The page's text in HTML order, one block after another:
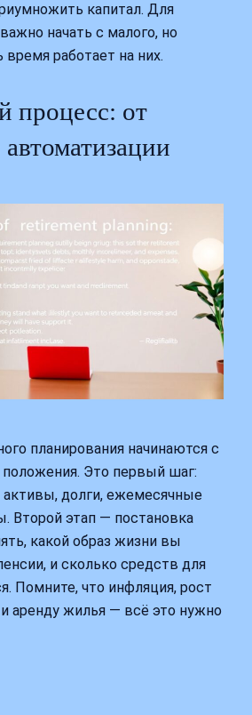
капитал. Для
начать с малого, но
работает на них.
процесс: от
автоматизации
планирования начинаются с
Это первый шаг:
активы, долги, ежемесячные
Второй этап — постановка
какой образ жизни вы
и сколько средств для
Помните, что инфляция, рост
аренду жилья — всё это нужно